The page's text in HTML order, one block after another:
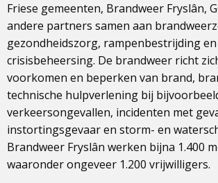
Friese gemeenten, Brandweer Fryslân,
andere partners samen aan
gezondheidszorg, rampenbestrijding en
crisisbeheersing. De brandweer richt
voorkomen en beperken van brand,
technische hulpverlening bij
verkeersongevallen, incidenten met
instortingsgevaar en storm- en
Brandweer Fryslân werken bijna 1.400
waaronder ongeveer 1.200 vrijwilligers.